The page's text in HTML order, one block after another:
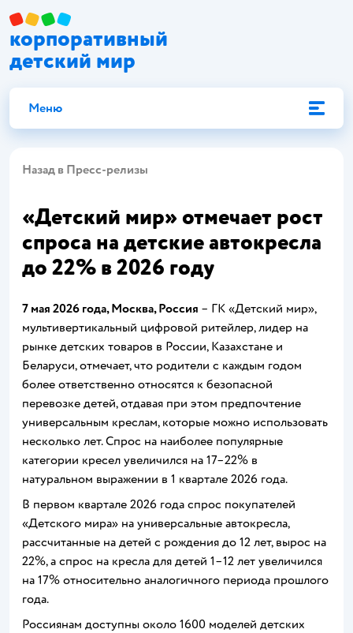
корпоративный
детский мир
Меню
Назад в Пресс-релизы
«Детский мир» отмечает рост
спроса на детские автокресла
до 22% в 2026 году
7 мая 2026 года, Москва, Россия – ГК «Детский мир»,
мультивертикальный цифровой ритейлер, лидер на
рынке детских товаров в России, Казахстане и
Беларуси, отмечает, что родители с каждым годом
более ответственно относятся к безопасной
перевозке детей, отдавая при этом предпочтение
универсальным креслам, которые можно использовать
несколько лет. Спрос на наиболее популярные
категории кресел увеличился на 17–22% в
натуральном выражении в 1 квартале 2026 года.
В первом квартале 2026 года спрос покупателей
«Детского мира» на универсальные автокресла,
рассчитанные на детей с рождения до 12 лет, вырос на
22%, а спрос на кресла для детей 1–12 лет увеличился
на 17% относительно аналогичного периода прошлого
года.
Россиянам доступны около 1600 моделей детских